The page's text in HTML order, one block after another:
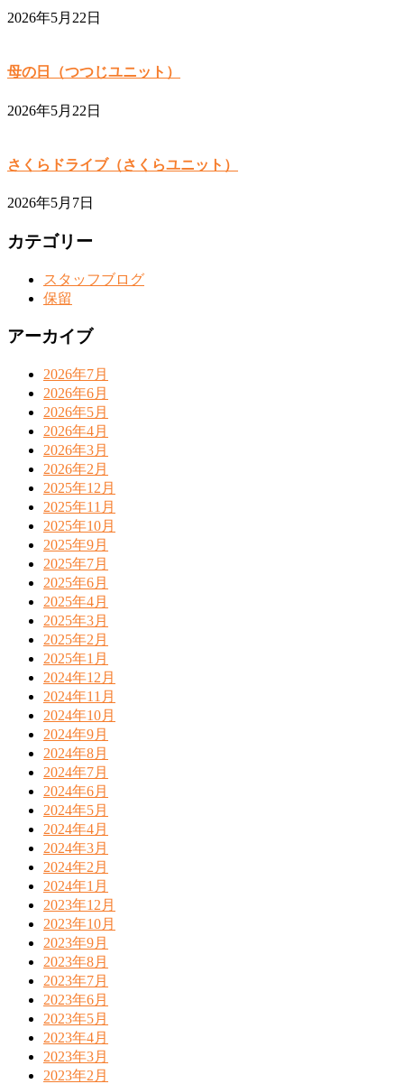
2026年5月22日
母の日（つつじユニット）
2026年5月22日
さくらドライブ（さくらユニット）
2026年5月7日
カテゴリー
スタッフブログ
保留
アーカイブ
2026年7月
2026年6月
2026年5月
2026年4月
2026年3月
2026年2月
2025年12月
2025年11月
2025年10月
2025年9月
2025年7月
2025年6月
2025年4月
2025年3月
2025年2月
2025年1月
2024年12月
2024年11月
2024年10月
2024年9月
2024年8月
2024年7月
2024年6月
2024年5月
2024年4月
2024年3月
2024年2月
2024年1月
2023年12月
2023年10月
2023年9月
2023年8月
2023年7月
2023年6月
2023年5月
2023年4月
2023年3月
2023年2月